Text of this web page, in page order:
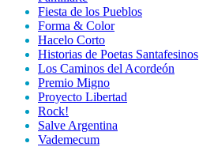
Fiesta de los Pueblos
Forma & Color
Hacelo Corto
Historias de Poetas Santafesinos
Los Caminos del Acordeón
Premio Migno
Proyecto Libertad
Rock!
Salve Argentina
Vademecum